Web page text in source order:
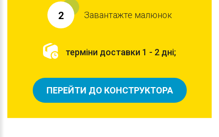
2 Завантажте малюнок
терміни доставки 1 - 2 дні;
ПЕРЕЙТИ ДО КОНСТРУКТОРА